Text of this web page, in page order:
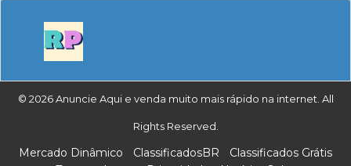
© 2026 Anuncie Aqui e venda muito mais rápido na internet. All
Rights Reserved.
Mercado Dinâmico ClassificadosBR
Classificados Grátis